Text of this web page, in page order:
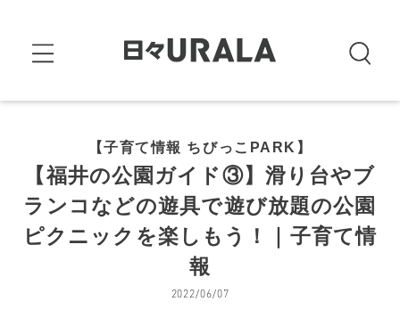
【子育て情報 ちびっこPARK】
【福井の公園ガイド③】滑り台やブ
ランコなどの遊具で遊び放題の公園
ピクニックを楽しもう！｜子育て情
報
2022/06/07